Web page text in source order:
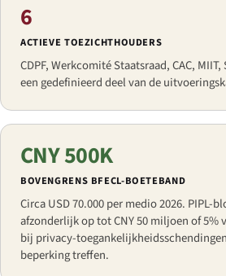
6
ACTIEVE TOEZICHTHOUDERS
CDPF, Werkcomité Staatsraad, CAC,
een gedefinieerd deel van de
CNY 500K
BOVENGRENS BFECL-BOETEBAND
Circa USD 70.000 per medio 2026. PIPL-
afzonderlijk op tot CNY 50 miljoen of 5%
bij privacy-
beperking treffen.